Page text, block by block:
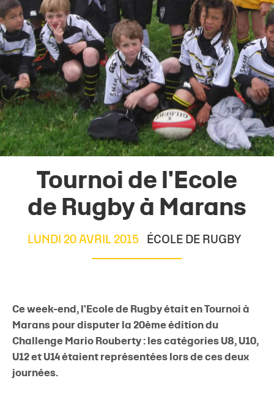
Tournoi de l'Ecole
de Rugby à Marans
LUNDI 20 AVRIL 2015 ÉCOLE DE RUGBY
Ce week-end, l'Ecole de Rugby était en Tournoi à
Marans pour disputer la 20ème édition du
Challenge Mario Rouberty : les catégories U8, U10,
U12 et U14 étaient représentées lors de ces deux
journées.